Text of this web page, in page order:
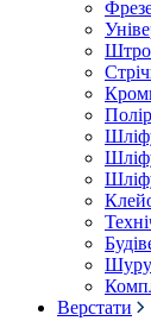
Верстати